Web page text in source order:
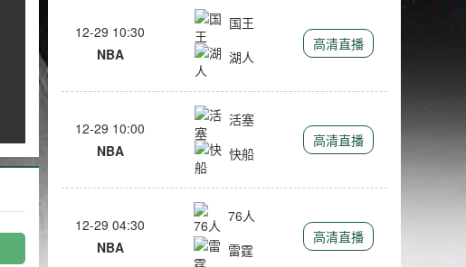
12-29 10:30
NBA
国王
湖人
高清直播
12-29 10:00
NBA
活塞
快船
高清直播
12-29 04:30
NBA
76人
雷霆
高清直播